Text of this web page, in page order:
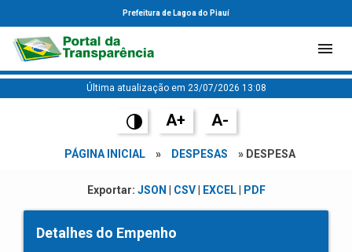
Prefeitura de Lagoa do Piauí
Última atualização em 23/07/2026 13:08
A+ A-
PÁGINA INICIAL » DESPESAS » DESPESA
Exportar: JSON CSV| EXCEL| PDF
Detalhes do Empenho